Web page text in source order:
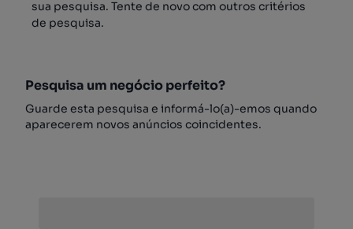
sua pesquisa. Tente de novo com outros critérios
de pesquisa.
Pesquisa um negócio perfeito?
Guarde esta pesquisa e informá-lo(a)-emos quando
aparecerem novos anúncios coincidentes.